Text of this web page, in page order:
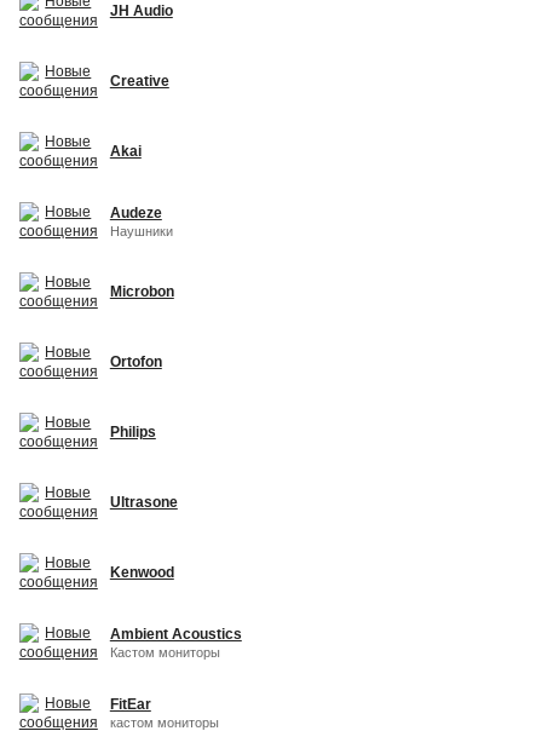
JH Audio
Creative
Akai
Audeze
Наушники
Microbon
Ortofon
Philips
Ultrasone
Kenwood
Ambient Acoustics
Кастом мониторы
FitEar
кастом мониторы